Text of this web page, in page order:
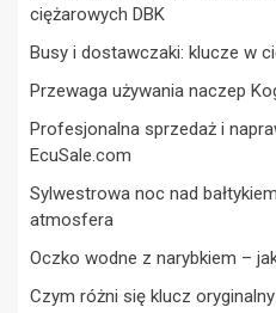
ciężarowych DBK
Busy i dostawczaki: klucze w
Przewaga używania naczep
Profesjonalna sprzedaż i
EcuSale.com
Sylwestrowa noc nad
atmosfera
Oczko wodne z narybkiem –
Czym różni się klucz